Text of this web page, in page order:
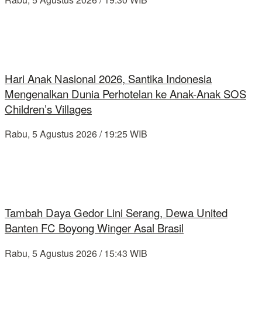
Hari Anak Nasional 2026, Santika Indonesia
Mengenalkan Dunia Perhotelan ke Anak-Anak SOS
Children’s Villages
Rabu, 5 Agustus 2026 / 19:25 WIB
Tambah Daya Gedor Lini Serang, Dewa United
Banten FC Boyong Winger Asal Brasil
Rabu, 5 Agustus 2026 / 15:43 WIB